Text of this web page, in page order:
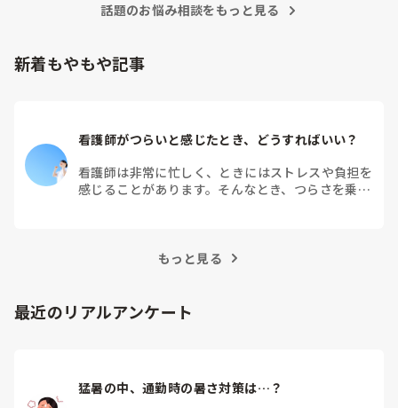
話題のお悩み相談をもっと見る
新着もやもや記事
看護師がつらいと感じたとき、どうすればいい？
看護師は非常に忙しく、ときにはストレスや負担を
感じることがあります。そんなとき、つらさを乗り
もっと見る
最近のリアルアンケート
猛暑の中、通勤時の暑さ対策は…？